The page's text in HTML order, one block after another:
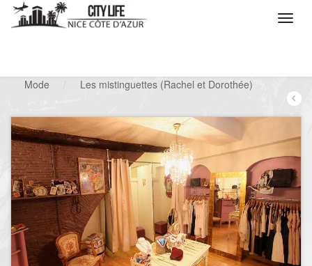
Mode
Les mistinguettes (Rachel et Dorothée)